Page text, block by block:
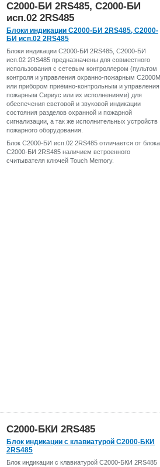
С2000-БИ 2RS485, С2000-БИ
исп.02 2RS485
Блоки индикации С2000-БИ 2RS485, С2000-
БИ исп.02 2RS485
Блоки индикации С2000-БИ 2RS485, С2000-БИ
исп.02 2RS485 предназначены для совместного
использования с сетевым контроллером (пультом
контроля и управления охранно-пожарным С2000М
или прибором приёмно-контрольным и управления
пожарным Сириус или их исполнениями) для
обеспечения световой и звуковой индикации
состояния разделов охранной и пожарной
сигнализации, а так же исполнительных устройств
пожарного оборудования.
Блок С2000-БИ исп.02 2RS485 отличается от блока
С2000-БИ 2RS485 наличием встроенного
считывателя ключей Touch Memory.
С2000-БКИ 2RS485
Блок индикации с клавиатурой С2000-БКИ
2RS485
Блок индикации с клавиатурой С2000-БКИ 2RS485